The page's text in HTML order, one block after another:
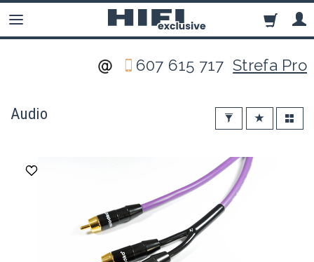
607 615 717Strefa Pro
Audio